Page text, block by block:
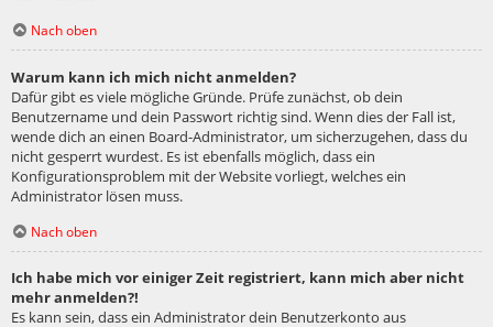
Nach oben
Warum kann ich mich nicht anmelden?
Dafür gibt es viele mögliche Gründe. Prüfe zunächst, ob dein
Benutzername und dein Passwort richtig sind. Wenn dies der Fall ist,
wende dich an einen Board-Administrator, um sicherzugehen, dass du
nicht gesperrt wurdest. Es ist ebenfalls möglich, dass ein
Konfigurationsproblem mit der Website vorliegt, welches ein
Administrator lösen muss.
Nach oben
Ich habe mich vor einiger Zeit registriert, kann mich aber nicht
mehr anmelden?!
Es kann sein, dass ein Administrator dein Benutzerkonto aus